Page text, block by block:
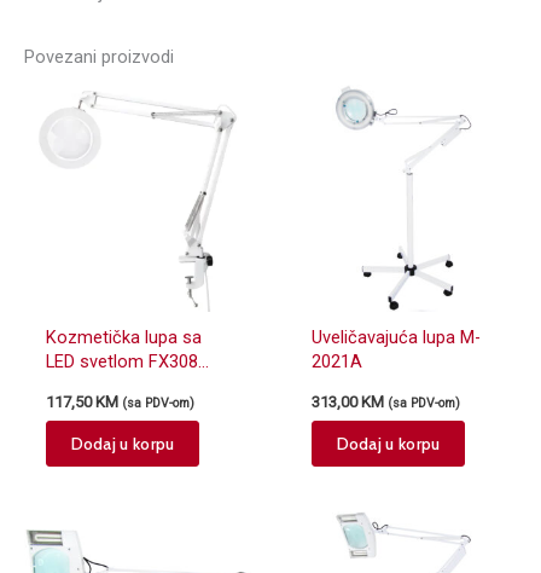
Povezani proizvodi
Kozmetička lupa sa
LED svetlom FX308
117,50 KM (sa PDV-om)
Dodaj u korpu
Uveličavajuća lupa M-
2021A
313,00 KM (sa PDV-om)
Dodaj u korpu